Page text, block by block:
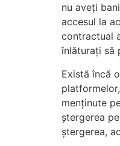
nu aveți
accesul la
contractual
înlăturați să
Există încă
menținute
ștergerea
ștergerea,